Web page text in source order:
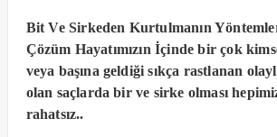
Bit Ve Sirkeden Kurtulmanın
Çözüm Hayatımızın İçinde bir çok
veya başına geldiği sıkça rastlanan
olan saçlarda bir ve sirke olması
rahatsız..